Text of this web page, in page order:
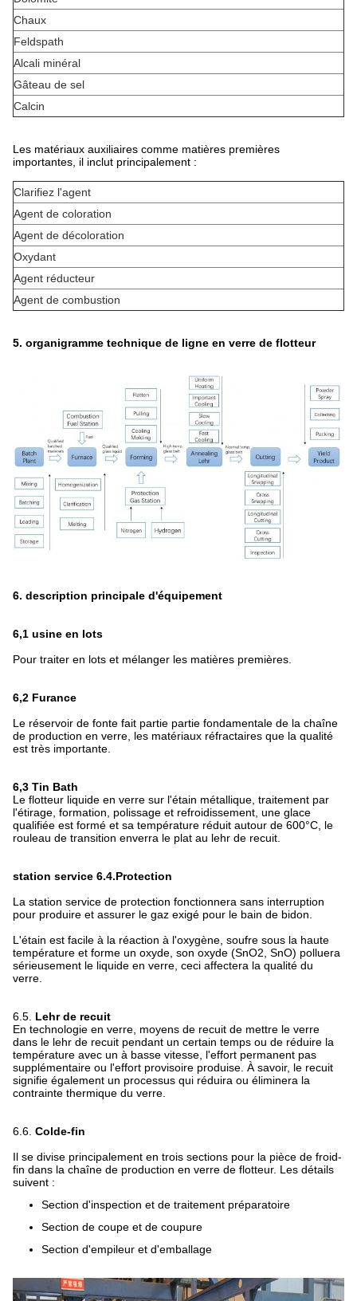
Chaux
Feldspath
Alcali minéral
Gâteau de sel
Calcin
Les matériaux auxiliaires comme matières premières
importantes, il inclut principalement :
Clarifiez l'agent
Agent de coloration
Agent de décoloration
Oxydant
Agent réducteur
Agent de combustion
5. organigramme technique de ligne en verre de flotteur
6. description principale d'équipement
6,1 usine en lots
Pour traiter en lots et mélanger les matières premières.
6,2 Furance
Le réservoir de fonte fait partie partie fondamentale de la chaîne
de production en verre, les matériaux réfractaires que la qualité
est très importante.
6,3 Tin Bath
Le flotteur liquide en verre sur l'étain métallique, traitement par
l'étirage, formation, polissage et refroidissement, une glace
qualifiée est formé et sa température réduit autour de 600°C, le
rouleau de transition enverra le plat au lehr de recuit.
station service 6.4.Protection
La station service de protection fonctionnera sans interruption
pour produire et assurer le gaz exigé pour le bain de bidon.
L'étain est facile à la réaction à l'oxygène, soufre sous la haute
température et forme un oxyde, son oxyde (SnO2, SnO) polluera
sérieusement le liquide en verre, ceci affectera la qualité du
verre.
6.5. Lehr de recuit
En technologie en verre, moyens de recuit de mettre le verre
dans le lehr de recuit pendant un certain temps ou de réduire la
température avec un à basse vitesse, l'effort permanent pas
supplémentaire ou l'effort provisoire produise. À savoir, le recuit
signifie également un processus qui réduira ou éliminera la
contrainte thermique du verre.
6.6. Colde-fin
Il se divise principalement en trois sections pour la pièce de froid-
fin dans la chaîne de production en verre de flotteur. Les détails
suivent :
Section d'inspection et de traitement préparatoire
Section de coupe et de coupure
Section d'empileur et d'emballage